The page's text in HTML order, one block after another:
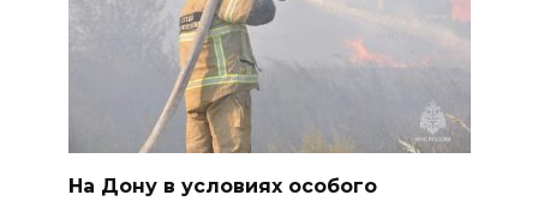
На Дону в условиях особого